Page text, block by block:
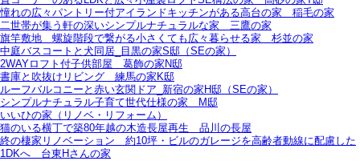
憧れの広々パントリー付アイランドキッチンがある高台の家＿稲毛の家
二世帯が集う軒の深いシンプルナチュラルな家＿三鷹の家
旗竿敷地＿螺旋階段で繋がる小さくても広々暮らせる家＿杉並の家
中庭バスコートと犬同居_目黒の家S邸（SEの家）
2WAYロフト付子供部屋＿葛飾の家N邸
書庫と吹抜けリビング 練馬の家K邸
ルーフバルコニーと赤い玄関ドア_新宿の家H邸（SEの家）
シンプルナチュラル子育て世代仕様の家 M邸
いいひの家（リノベ・リフォーム）
猫のいる横丁で築80年越の木造長屋再生＿品川の長屋
終の棲家リノベーション＿約10坪・ビルのガレージを高齢者動線に配慮した
1DKへ＿台東Hさんの家